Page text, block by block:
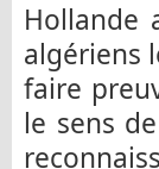
Hollande
algériens
faire
le sens